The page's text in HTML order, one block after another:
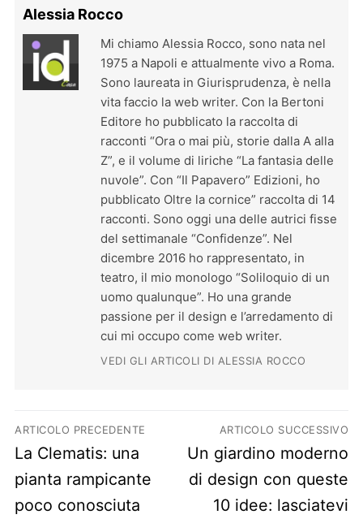
Alessia Rocco
Mi chiamo Alessia Rocco, sono nata nel
1975 a Napoli e attualmente vivo a Roma.
Sono laureata in Giurisprudenza, è nella
vita faccio la web writer. Con la Bertoni
Editore ho pubblicato la raccolta di
racconti “Ora o mai più, storie dalla A alla
Z”, e il volume di liriche “La fantasia delle
nuvole”. Con “Il Papavero” Edizioni, ho
pubblicato Oltre la cornice” raccolta di 14
racconti. Sono oggi una delle autrici fisse
del settimanale “Confidenze”. Nel
dicembre 2016 ho rappresentato, in
teatro, il mio monologo “Soliloquio di un
uomo qualunque”. Ho una grande
passione per il design e l’arredamento di
cui mi occupo come web writer.
VEDI GLI ARTICOLI DI ALESSIA ROCCO
Navigazione articoli
ARTICOLO PRECEDENTE
Previous post:
La Clematis: una
pianta rampicante
poco conosciuta
ARTICOLO SUCCESSIVO
Next post:
Un giardino moderno
di design con queste
10 idee: lasciatevi